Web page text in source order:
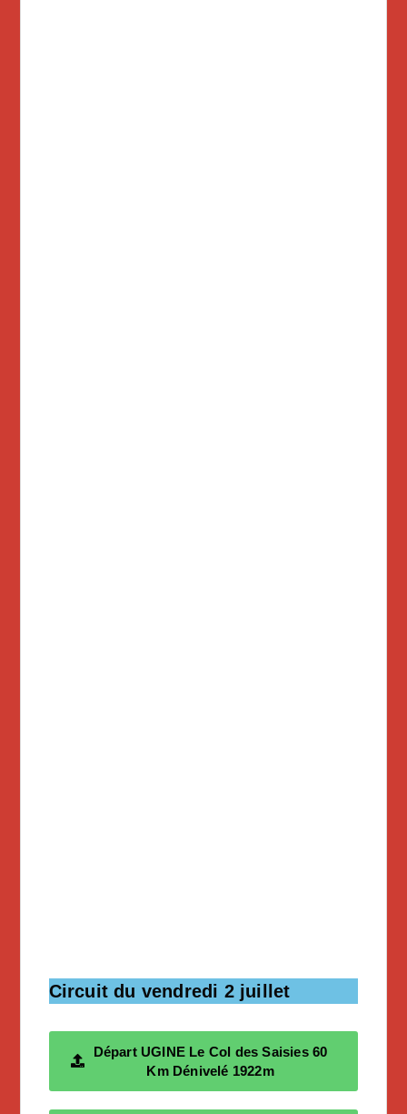
Circuit du vendredi 2 juillet
Départ UGINE Le Col des Saisies 60
Km Dénivelé 1922m